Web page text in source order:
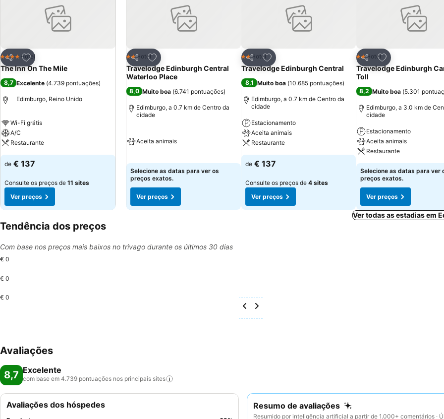
Partilhar
Adicionar aos favoritos
4 EstrelasHotel
The Inn On The Mile
8,7 Excelente (4.739 pontuações)
Edimburgo, Reino Unido
Wi-Fi grátis
A/C
Restaurante
de € 137
Consulte os preços de 11 sites
Ver preços
Partilhar
Adicionar aos favoritos
2 Estrelas
Hotel
Travelodge Edinburgh Central
Waterloo Place
8,0 Muito boa (6.741 pontuações)
Edimburgo, a 0.7 km de Centro da
cidade
Aceita animais
Selecione as datas para ver os
preços exatos.
Ver preços
Partilhar
Adicionar aos favoritos
2 Estrelas
Hotel
Travelodge Edinburgh Central
8,1 Muito boa (10.685 pontuações)
Edimburgo, a 0.7 km de Centro da
cidade
Estacionamento
Aceita animais
Restaurante
de € 137
Consulte os preços de 4 sites
Ver preços
Partilhar
Adicionar aos
2 Estrelas
Hotel
Travelodge Edinburgh
Toll
8,2 Muito boa (5.301
Edimburgo, a 3.0 km de
cidade
Estacionamento
Aceita animais
Restaurante
Selecione as datas para ver
preços exatos.
Ver preços
Ver todas as estadias em
Tendência dos preços
Com base nos preços mais baixos no trivago durante os últimos 30 dias
€ 0
€ 0
€ 0
Avaliações
8,7 Excelente
com base em 4.739 pontuações nos principais sites
Resumo de avaliações
Resumido por inteligência artificial a partir de 1.000+ comentários ·
Avaliações dos hóspedes